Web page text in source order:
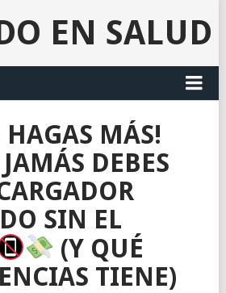
EN SALUD
HAGAS MÁS!
DEBES
SIN EL
(Y QUÉ
TIENE)